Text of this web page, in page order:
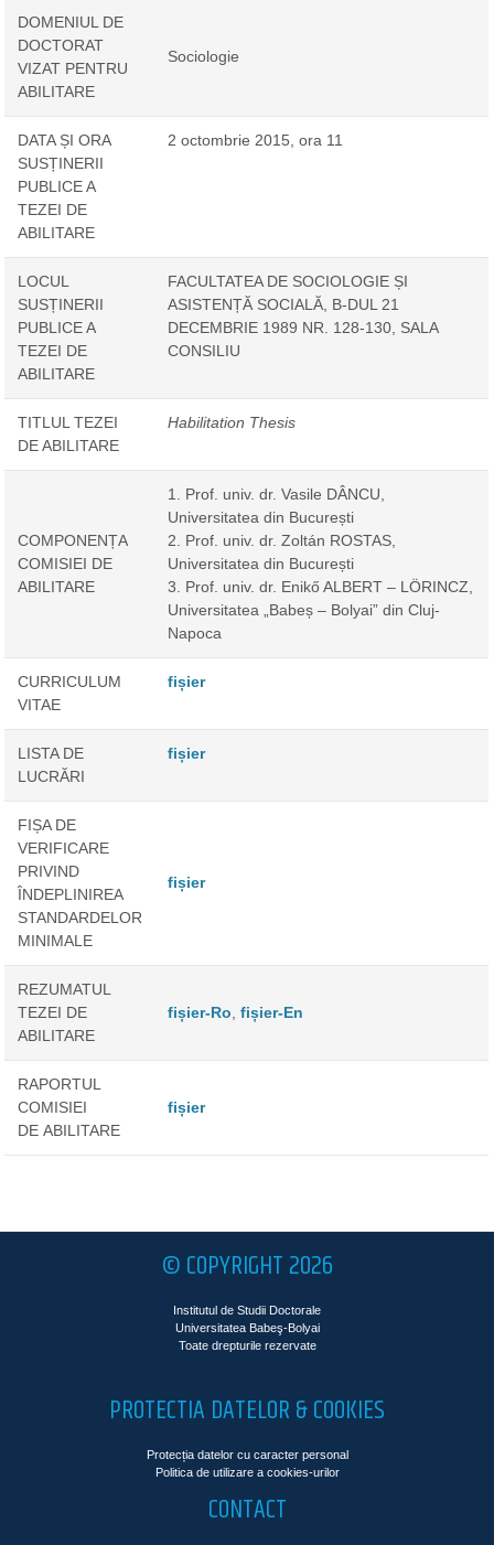
DOMENIUL DE
DOCTORAT
VIZAT PENTRU
ABILITARE
Sociologie
DATA ȘI ORA
SUSȚINERII
PUBLICE A
TEZEI DE
ABILITARE
2 octombrie 2015, ora 11
LOCUL
SUSȚINERII
PUBLICE A
TEZEI DE
ABILITARE
FACULTATEA DE SOCIOLOGIE ȘI
ASISTENȚĂ SOCIALĂ, B-DUL 21
DECEMBRIE 1989 NR. 128-130, SALA
CONSILIU
TITLUL TEZEI
DE ABILITARE
Habilitation Thesis
COMPONENȚA
COMISIEI DE
ABILITARE
1. Prof. univ. dr. Vasile DÂNCU,
Universitatea din București
2. Prof. univ. dr. Zoltán ROSTAS,
Universitatea din București
3. Prof. univ. dr. Enikő ALBERT – LÖRINCZ,
Universitatea „Babeș – Bolyai” din Cluj-
Napoca
CURRICULUM
VITAE
fișier
LISTA DE
LUCRĂRI
fișier
FIȘA DE
VERIFICARE
PRIVIND
ÎNDEPLINIREA
STANDARDELOR
MINIMALE
fișier
REZUMATUL
TEZEI DE
ABILITARE
fișier-Ro fișier-En
RAPORTUL
COMISIEI
DE ABILITARE
fișier
© COPYRIGHT 2026
Institutul de Studii Doctorale
Universitatea Babeş-Bolyai
Toate drepturile rezervate
PROTECTIA DATELOR & COOKIES
Protecția datelor cu caracter personal
Politica de utilizare a cookies-urilor
CONTACT